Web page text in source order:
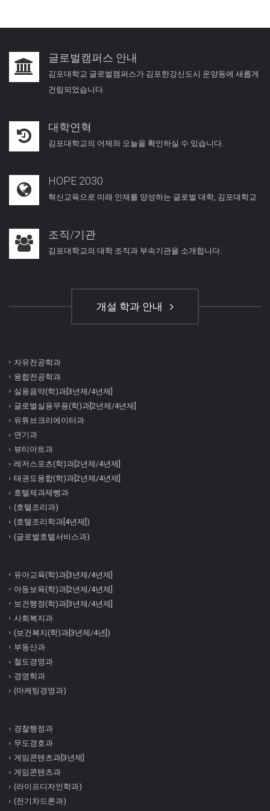
글로벌캠퍼스 안내
김포대학교 글로벌캠퍼스가 김포한강신도시 운양동에 새롭게
건립되었습니다.
대학연혁
김포대학교의 어제와 오늘을 확인하실 수 있습니다.
HOPE 2030
혁신교육으로 미래 인재를 양성하는 글로벌 대학, 김포대학교
조직/기관
김포대학교의 대학 조직과 부속기관을 소개합니다.
개설 학과 안내
자유전공학과
융합전공학과
실용음악(학)과[3년제/4년제]
글로벌실용무용(학)과[2년제/4년제]
유튜브크리에이터과
연기과
뷰티아트과
레저스포츠(학)과[2년제/4년제]
태권도융합(학)과[2년제/4년제]
호텔제과제빵과
(호텔조리과)
(호텔조리학과[4년제])
(글로벌호텔서비스과)
유아교육(학)과[3년제/4년제]
아동보육(학)과[2년제/4년제]
보건행정(학)과[3년제/4년제]
사회복지과
(보건복지(학)과[3년제/4년])
부동산과
철도경영과
경영학과
(마케팅경영과)
경찰행정과
무도경호과
게임콘텐츠과[3년제]
게임콘텐츠과
(라이프디자인학과)
(전기차드론과)